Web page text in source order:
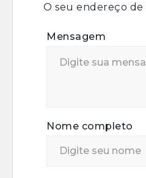
O seu endereço de
Mensagem
Nome completo